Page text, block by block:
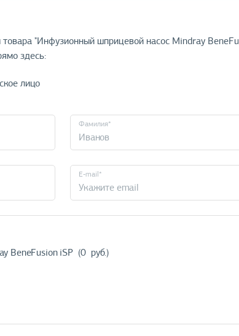
"Инфузионный шприцевой насос Mindray
здесь:
лицо
Фамилия*
E-mail*